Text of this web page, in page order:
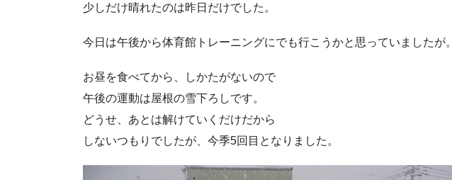
少しだけ晴れたのは昨日だけでした。
今日は午後から体育館トレーニングにでも行こうかと思っていましたが。
お昼を食べてから、しかたがないので
午後の運動は屋根の雪下ろしです。
どうせ、あとは解けていくだけだから
しないつもりでしたが、今季5回目となりました。